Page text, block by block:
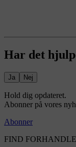
Har det
Ja Nej